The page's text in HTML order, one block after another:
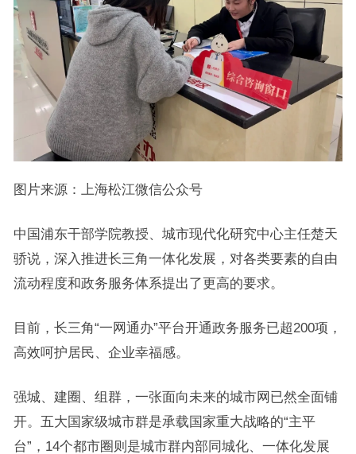
图片来源：上海松江微信公众号
中国浦东干部学院教授、城市现代化研究中心主任楚天
骄说，深入推进长三角一体化发展，对各类要素的自由
流动程度和政务服务体系提出了更高的要求。
目前，长三角“一网通办”平台开通政务服务已超200项，
高效呵护居民、企业幸福感。
强城、建圈、组群，一张面向未来的城市网已然全面铺
开。五大国家级城市群是承载国家重大战略的“主平
台”，14个都市圈则是城市群内部同城化、一体化发展